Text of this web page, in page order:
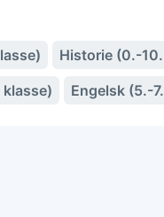
Historie (0.-
Engelsk (5.-